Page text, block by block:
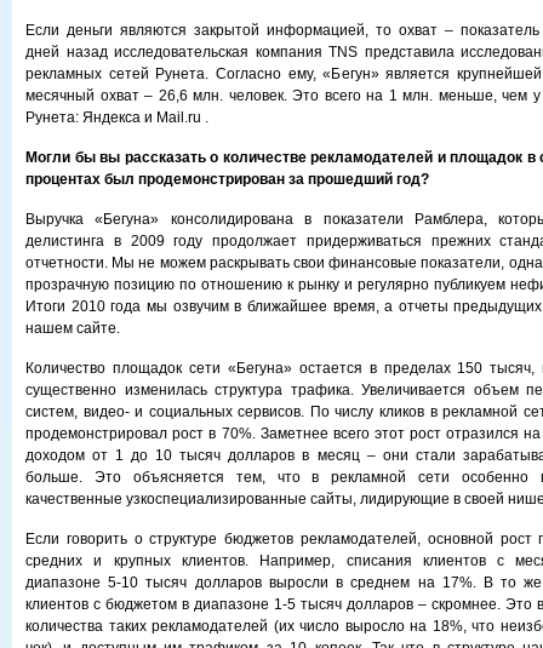
Если деньги являются закрытой информацией, то охват –
дней назад исследовательская компания TNS представила
рекламных сетей Рунета. Согласно ему, «Бегун» является
месячный охват – 26,6 млн. человек. Это всего на 1 млн. меньше, чем
Рунета: Яндекса и Mail.ru .
Могли бы вы рассказать о количестве рекламодателей и площадок в
процентах был продемонстрирован за прошедший год?
Выручка «Бегуна» консолидирована в показатели Рамблера,
делистинга в 2009 году продолжает придерживаться прежних
отчетности. Мы не можем раскрывать свои финансовые показатели,
прозрачную позицию по отношению к рынку и регулярно публикуем
Итоги 2010 года мы озвучим в ближайшее время, а отчеты
нашем сайте.
Количество площадок сети «Бегуна» остается в пределах 150
существенно изменилась структура трафика. Увеличивается объем
систем, видео- и социальных сервисов. По числу кликов в рекламной
продемонстрировал рост в 70%. Заметнее всего этот рост отразился
доходом от 1 до 10 тысяч долларов в месяц – они стали
больше. Это объясняется тем, что в рекламной сети особенно
качественные узкоспециализированные сайты, лидирующие в своей
Если говорить о структуре бюджетов рекламодателей, основной рост
средних и крупных клиентов. Например, списания клиентов с
диапазоне 5-10 тысяч долларов выросли в среднем на 17%. В то
клиентов с бюджетом в диапазоне 1-5 тысяч долларов – скромнее. Это
количества таких рекламодателей (их число выросло на 18%, что